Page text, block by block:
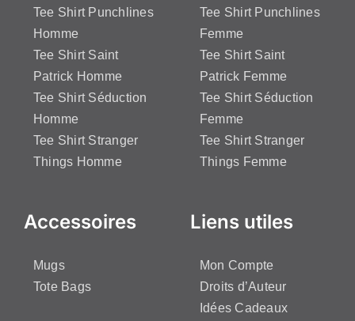
Tee Shirt Punchlines
Homme
Tee Shirt Saint
Patrick Homme
Tee Shirt Séduction
Homme
Tee Shirt Stranger
Things Homme
Tee Shirt Punchlines
Femme
Tee Shirt Saint
Patrick Femme
Tee Shirt Séduction
Femme
Tee Shirt Stranger
Things Femme
Accessoires
Mugs
Tote Bags
Liens utiles
Mon Compte
Droits d’Auteur
Idées Cadeaux